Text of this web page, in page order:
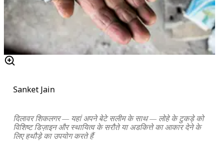
Sanket Jain
दिलावर शिकलगर — यहां अपने बेटे सलीम के साथ — लोहे के टुकड़े को
विशिष्ट डिज़ाइन और स्थायित्व के सरौते या अडकित्ते का आकार देने के
लिए हथौड़े का उपयोग करते हैं